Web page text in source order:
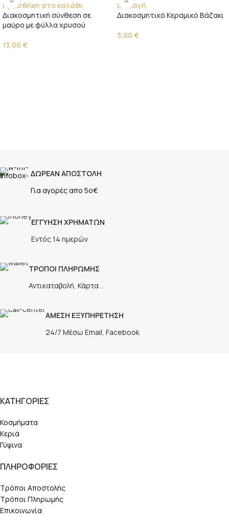
Προσθήκη στο καλάθι
Διακοσμητική σύνθεση σε
μαύρο με φύλλα χρυσού
13,00 €
Επιλογή
Διακοσμητικό Κεραμικό Βάζακι
3,00 €
ΔΩΡΕΑΝ ΑΠΟΣΤΟΛΗ
Για αγορές απο 5ο€
ΕΓΓΥΗΣΗ ΧΡΗΜΑΤΩΝ
Εντός 14 ημερών
ΤΡΟΠΟΙ ΠΛΗΡΩΜΗΣ
Αντικαταβολή, Κάρτα ..
ΑΜΕΣΗ ΕΞΥΠΗΡΕΤΗΣΗ
24/7 Μέσω Email, Facebook
ΚΑΤΗΓΟΡΙΕΣ
Κοσμήματα
Κεριά
Γύψινα
ΠΛΗΡΟΦΟΡΙΕΣ
Τρόποι Αποστολής
Τρόποι Πληρωμής
Επικοινωνία